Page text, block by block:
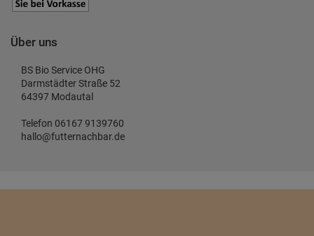
Über uns
BS Bio Service OHG
Darmstädter Straße 52
64397 Modautal
Telefon 06167 9139760
hallo@futternachbar.de